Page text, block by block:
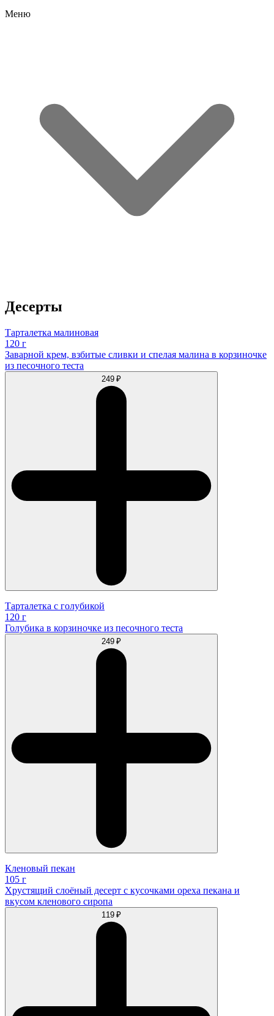
Меню
Десерты
Тарталетка малиновая
120 г
Заварной крем, взбитые сливки и спелая малина в корзиночке
из песочного теста
249 ₽
Тарталетка с голубикой
120 г
Голубика в корзиночке из песочного теста
249 ₽
Кленовый пекан
105 г
Хрустящий слоёный десерт с кусочками ореха пекана и
вкусом кленового сиропа
119 ₽